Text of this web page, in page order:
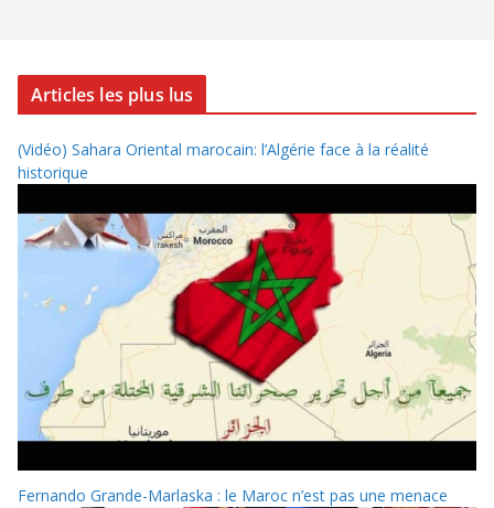
Articles les plus lus
(Vidéo) Sahara Oriental marocain: l’Algérie face à la réalité
historique
Fernando Grande-Marlaska : le Maroc n’est pas une menace